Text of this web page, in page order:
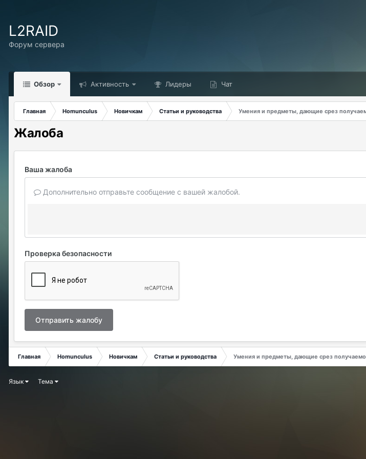
L2RAID
Форум сервера
Обзор Активность Лидеры Чат
Главная Homunculus Новичкам Статьи и руководства Умения и предметы, дающие срез
Жалоба
Ваша жалоба
Дополнительно отправьте сообщение с вашей жалобой.
Проверка безопасности
Отправить жалобу
Главная Homunculus Новичкам Статьи и руководства Умения и предметы, дающие срез
Язык Тема